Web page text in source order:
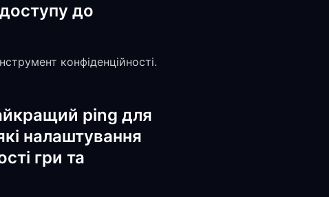
до
конфіденційності.
ping для
налаштування
гри та